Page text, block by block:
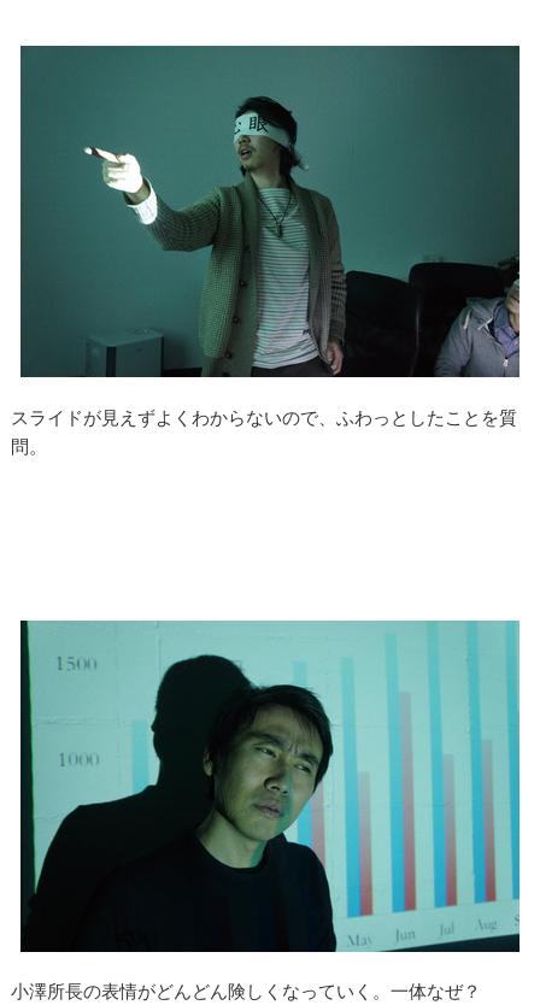
スライドが見えずよくわからないので、ふわっとしたことを質
問。
小澤所長の表情がどんどん険しくなっていく。一体なぜ？